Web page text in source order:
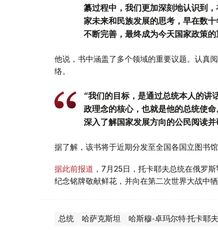
纂过程中，我们更加深刻地认识到
家未来和民族发展的思考，早在数
不断完善，最终成为今天国家政策的
他说，书中涵盖了多个领域的重要议题。认真
络。
“我们的目标，是通过总统本人的讲
政理念的核心，也就是他的总统使
深入了解国家发展方向的公民阅读
据了解，该书将于近期分发至全国各国立图书
据此前报道 ，7月25日，托卡耶夫总统在俄罗
纪念铭牌敬献鲜花，并向在第二次世界大战中
总统 哈萨克斯坦 哈斯穆-卓玛尔特·托卡耶夫